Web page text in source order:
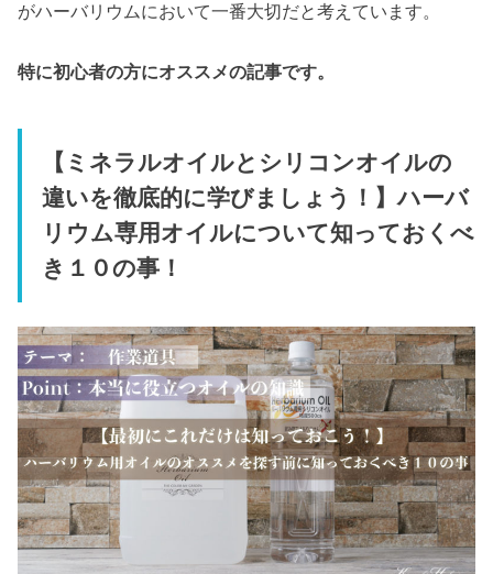
がハーバリウムにおいて一番大切だと考えています。
特に初心者の方にオススメの記事です。
【ミネラルオイルとシリコンオイルの
違いを徹底的に学びましょう！】ハーバ
リウム専用オイルについて知っておくべ
き１０の事！